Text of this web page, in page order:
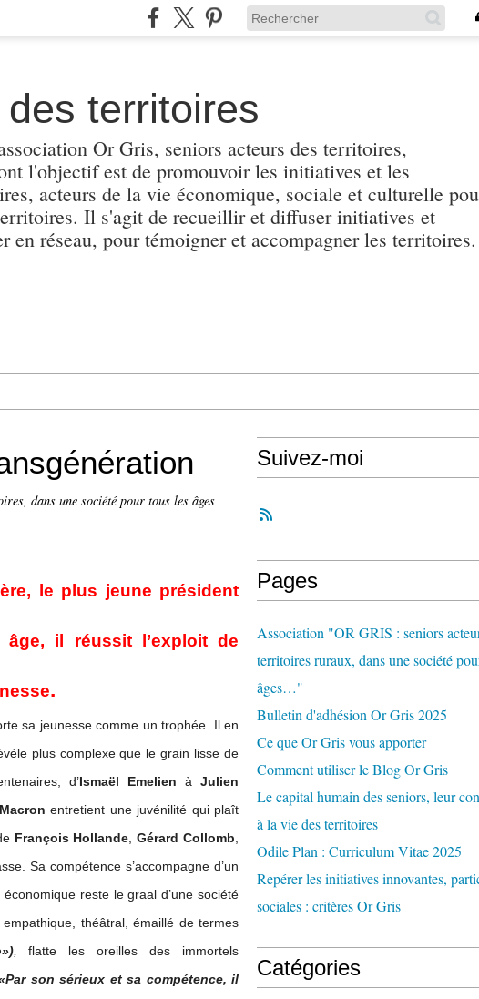
territoires
Or Gris, seniors acteurs des territoires,
l'objectif est de promouvoir les initiatives et les
acteurs de la vie économique, sociale et culturelle
Il s'agit de recueillir et diffuser initiatives et
en réseau, pour témoigner et accompagner les territoires.
dans une société pour tous les âges
le plus jeune président
il réussit l’exploit de
.
sa jeunesse comme un trophée. Il en
plus complexe que le grain lisse de
d’Ismaël Emelien àJulien
Macron entretient une juvénilité qui plaît
François Hollande ,Gérard Collomb
Sa compétence s’accompagne d’un
reste le graal d’une société
théâtral, émaillé de termes
,
flatte les oreilles des immortels
son sérieux et sa compétence, il
Suivez-moi
Pages
Association "OR GRIS : seniors
territoires ruraux, dans une société
âges…"
Bulletin d'adhésion Or Gris 2025
Ce que Or Gris vous apporter
Comment utiliser le Blog Or Gris
Le capital humain des seniors, leur
à la vie des territoires
Odile Plan : Curriculum Vitae 2025
Repérer les initiatives innovantes,
sociales : critères Or Gris
Catégories